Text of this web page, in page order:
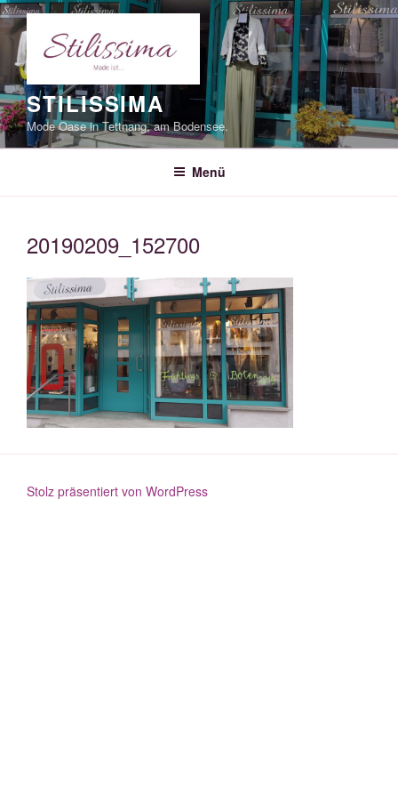
Zum
Inhalt
springen
STILISSIMA
Mode Oase in Tettnang, am Bodensee.
Menü
20190209_152700
Stolz präsentiert von WordPress